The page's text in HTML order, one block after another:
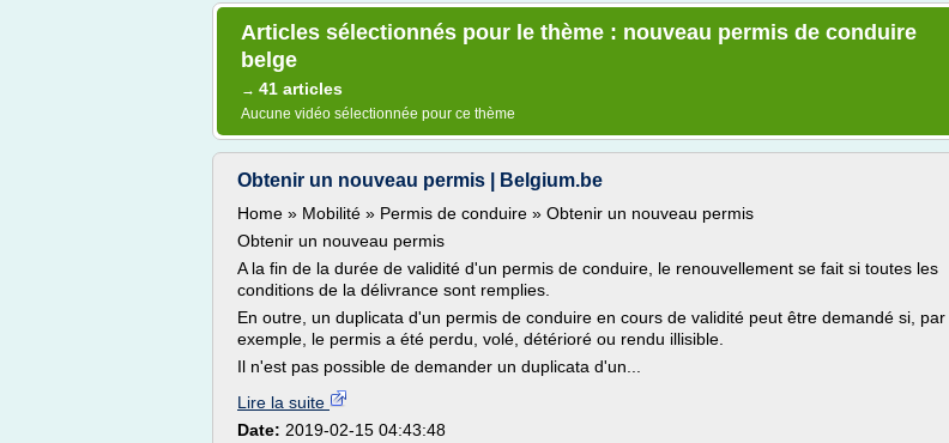
Articles sélectionnés pour le thème : nouveau permis de conduire
belge
→ 41 articles
Aucune vidéo sélectionnée pour ce thème
Obtenir un nouveau permis | Belgium.be
Home » Mobilité » Permis de conduire » Obtenir un nouveau permis
Obtenir un nouveau permis
A la fin de la durée de validité d'un permis de conduire, le renouvellement se fait si toutes les
conditions de la délivrance sont remplies.
En outre, un duplicata d'un permis de conduire en cours de validité peut être demandé si, par
exemple, le permis a été perdu, volé, détérioré ou rendu illisible.
Il n'est pas possible de demander un duplicata d'un...
Lire la suite
Date: 2019-02-15 04:43:48